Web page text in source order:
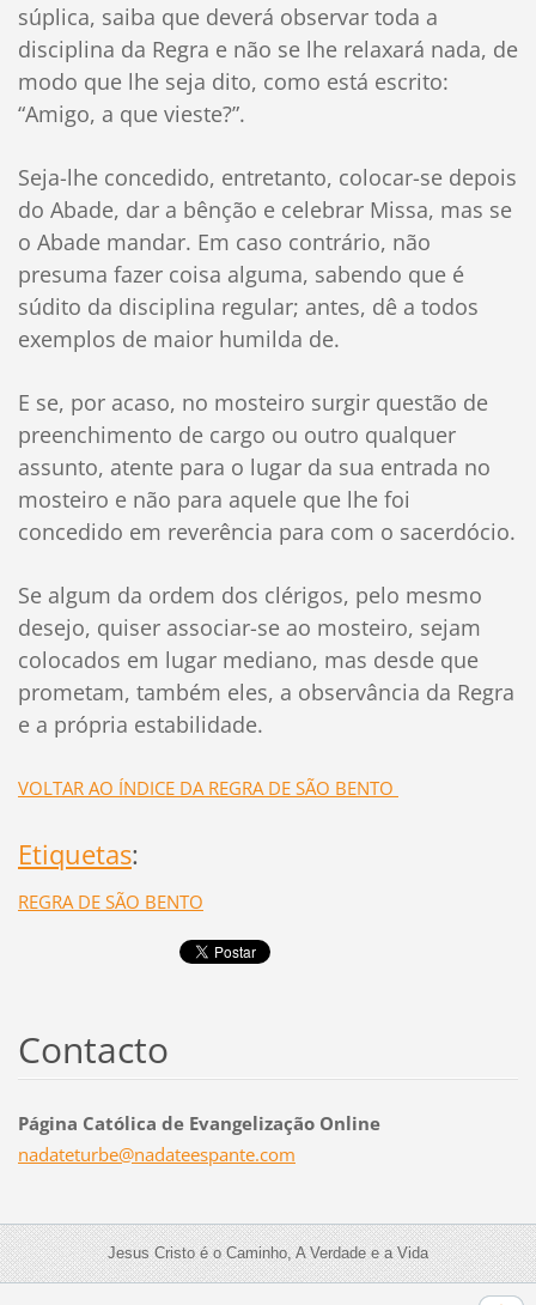
súplica, saiba que deverá observar toda a
disciplina da Regra e não se lhe relaxará nada, de
modo que lhe seja dito, como está escrito:
“Amigo, a que vieste?”.
Seja-lhe concedido, entretanto, colocar-se depois
do Abade, dar a bênção e celebrar Missa, mas se
o Abade mandar. Em caso contrário, não
presuma fazer coisa alguma, sabendo que é
súdito da disciplina regular; antes, dê a todos
exemplos de maior humilda de.
E se, por acaso, no mosteiro surgir questão de
preenchimento de cargo ou outro qualquer
assunto, atente para o lugar da sua entrada no
mosteiro e não para aquele que lhe foi
concedido em reverência para com o sacerdócio.
Se algum da ordem dos clérigos, pelo mesmo
desejo, quiser associar-se ao mosteiro, sejam
colocados em lugar mediano, mas desde que
prometam, também eles, a observância da Regra
e a própria estabilidade.
VOLTAR AO ÍNDICE DA REGRA DE SÃO BENTO
Etiquetas:
REGRA DE SÃO BENTO
Contacto
Página Católica de Evangelização Online
nadateturbe@nadateespante.com
Jesus Cristo é o Caminho, A Verdade e a Vida